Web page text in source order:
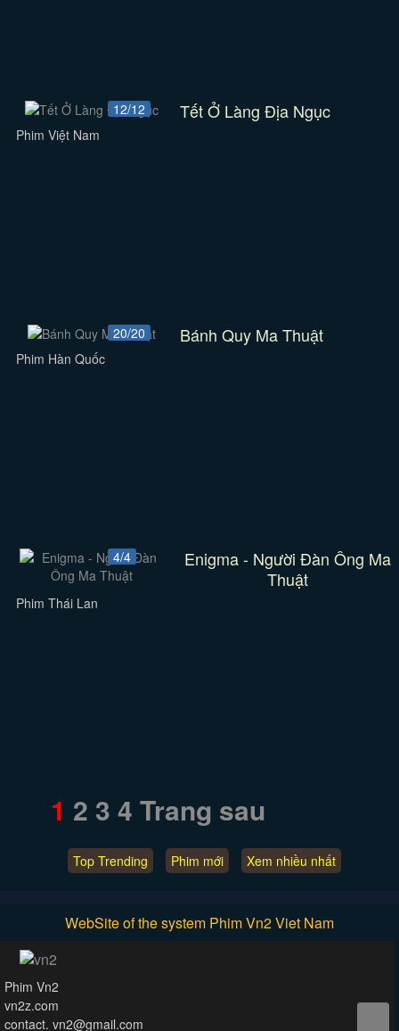
12/12 Tết Ở Làng Địa Ngục
Phim Việt Nam
20/20 Bánh Quy Ma Thuật
Phim Hàn Quốc
4/4
Enigma - Người Đàn Ông Ma
Thuật
Phim Thái Lan
1 2 3 4 Trang sau
Top Trending Phim mới Xem nhiều nhất
WebSite of the system Phim Vn2 Viet Nam
Phim Vn2
vn2z.com
contact. vn2@gmail.com